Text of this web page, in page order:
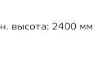
высота: 2400 мм